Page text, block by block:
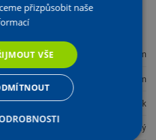
6 mm
Chrom
Hliník
Čtyřhranný
přizpůsobit naše
VŠE